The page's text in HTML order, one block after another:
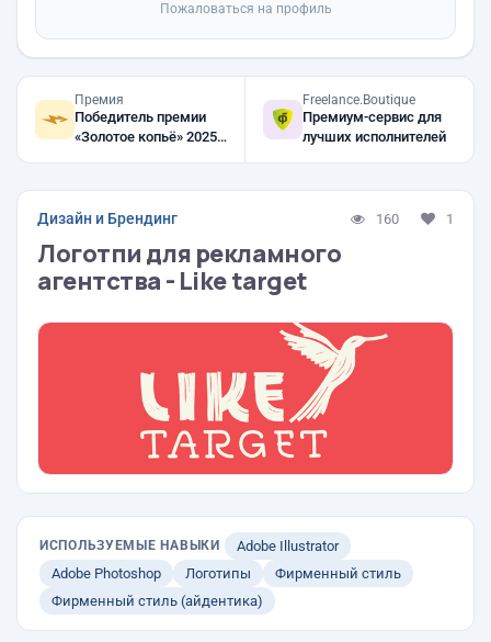
Пожаловаться на профиль
Премия
Победитель премии
«Золотое копьё» 2025,
Freelance.Boutique
Премиум-сервис для
лучших исполнителей
Дизайн и Брендинг 160 1
Логотпи для рекламного
агентства - Like target
ИСПОЛЬЗУЕМЫЕ НАВЫКИ
Adobe Illustrator
Adobe Photoshop
Логотипы
Фирменный стиль
Фирменный стиль (айдентика)